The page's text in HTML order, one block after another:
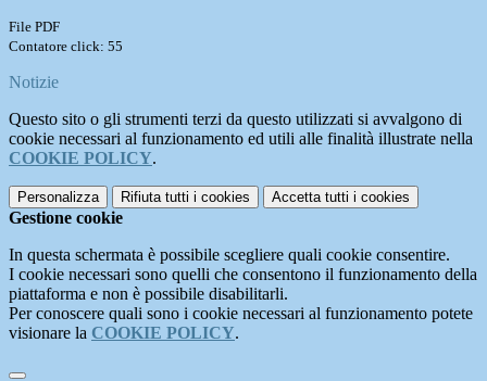
File PDF
Contatore click: 55
Notizie
Questo sito o gli strumenti terzi da questo utilizzati si avvalgono di
cookie necessari al funzionamento ed utili alle finalità illustrate nella
COOKIE POLICY.
Personalizza Rifiuta tutti i cookies Accetta tutti i cookies
Gestione cookie
In questa schermata è possibile scegliere quali cookie consentire.
I cookie necessari sono quelli che consentono il funzionamento della
piattaforma e non è possibile disabilitarli.
Per conoscere quali sono i cookie necessari al funzionamento potete
visionare la COOKIE POLICY.